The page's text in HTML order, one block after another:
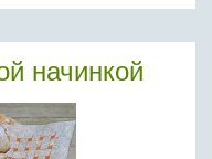
начинкой